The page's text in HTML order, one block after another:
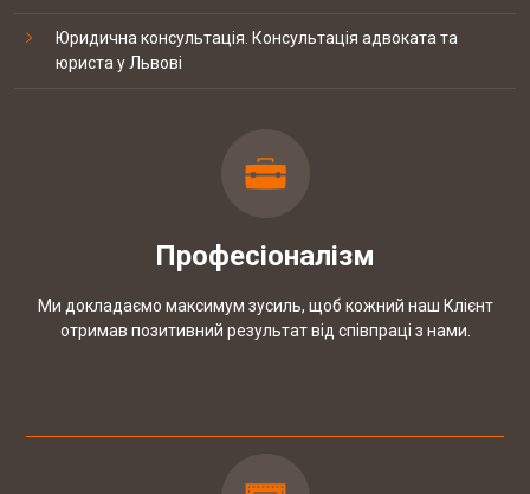
КЕЙС: Закриття справи по ст. 130 КУпАП
КЕЙС: Закриття справи про домашнє
насильство при необґрунтованому
звинуваченні
Юридична консультація. Консультація адвоката та
юриста у Львові
Професіоналізм
Ми докладаємо максимум зусиль, щоб кожний наш Клієнт
отримав позитивний результат від співпраці з нами.